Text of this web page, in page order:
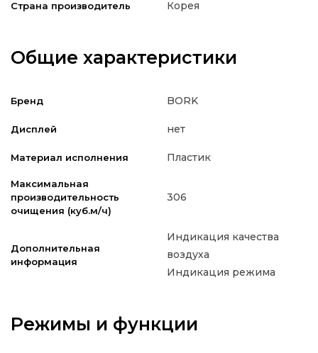
Страна производитель Корея
Общие характеристики
Бренд BORK
Дисплей нет
Материал исполнения Пластик
Максимальная
производительность
очищения (куб.м/ч)
306
Дополнительная
информация
Индикация качества
воздуха
Индикация режима
Режимы и функции